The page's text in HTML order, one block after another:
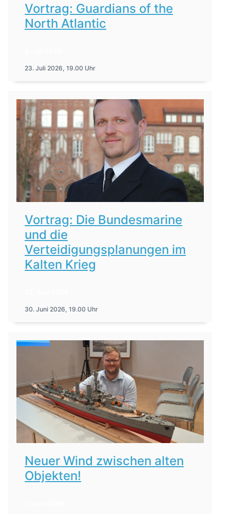
Vortrag: Guardians of the
North Atlantic
23. Juli 2026, 19.00 Uhr
Vortrag: Die Bundesmarine
und die
Verteidigungsplanungen im
Kalten Krieg
30. Juni 2026, 19.00 Uhr
Neuer Wind zwischen alten
Objekten!